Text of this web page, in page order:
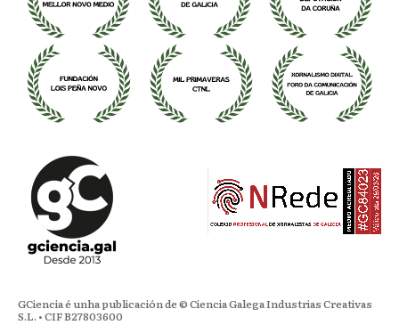
GCiencia é unha publicación de © Ciencia Galega Industrias Creativas
S.L. • CIF B27803600